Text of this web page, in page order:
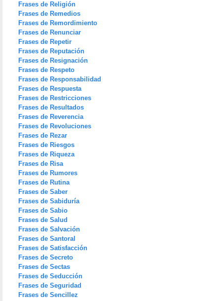
Frases de Religión
Frases de Remedios
Frases de Remordimiento
Frases de Renunciar
Frases de Repetir
Frases de Reputación
Frases de Resignación
Frases de Respeto
Frases de Responsabilidad
Frases de Respuesta
Frases de Restricciones
Frases de Resultados
Frases de Reverencia
Frases de Revoluciones
Frases de Rezar
Frases de Riesgos
Frases de Riqueza
Frases de Risa
Frases de Rumores
Frases de Rutina
Frases de Saber
Frases de Sabiduría
Frases de Sabio
Frases de Salud
Frases de Salvación
Frases de Santoral
Frases de Satisfacción
Frases de Secreto
Frases de Sectas
Frases de Seducción
Frases de Seguridad
Frases de Sencillez